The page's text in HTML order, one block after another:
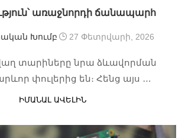
առաջնորդի ճանապարհ
Խումբ 27 Փետրվարի, 2026
տարիները նրա ձևավորման
փուլերից են։ Հենց այս …
ԻՄԱՆԱԼ ԱՎԵԼԻՆ